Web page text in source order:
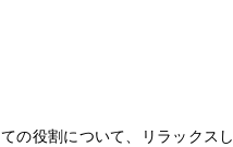
の役割について、リラックス